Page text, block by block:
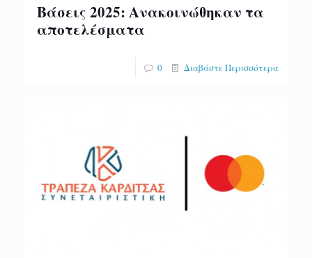
Βάσεις 2025: Ανακοινώθηκαν τα
αποτελέσματα
0 Διαβάστε Περισσότερα